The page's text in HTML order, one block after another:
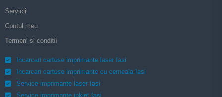
Servicii
Contul meu
Termeni si conditii
Incarcari cartuse imprimante laser Iasi
Incarcari cartuse imprimante cu cerneala Iasi
Service imprimante laser Iasi
Service imprimante inkjet Iasi